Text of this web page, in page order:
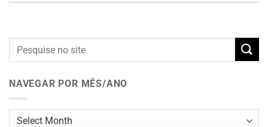
NAVEGAR POR MÊS/ANO
Navegar